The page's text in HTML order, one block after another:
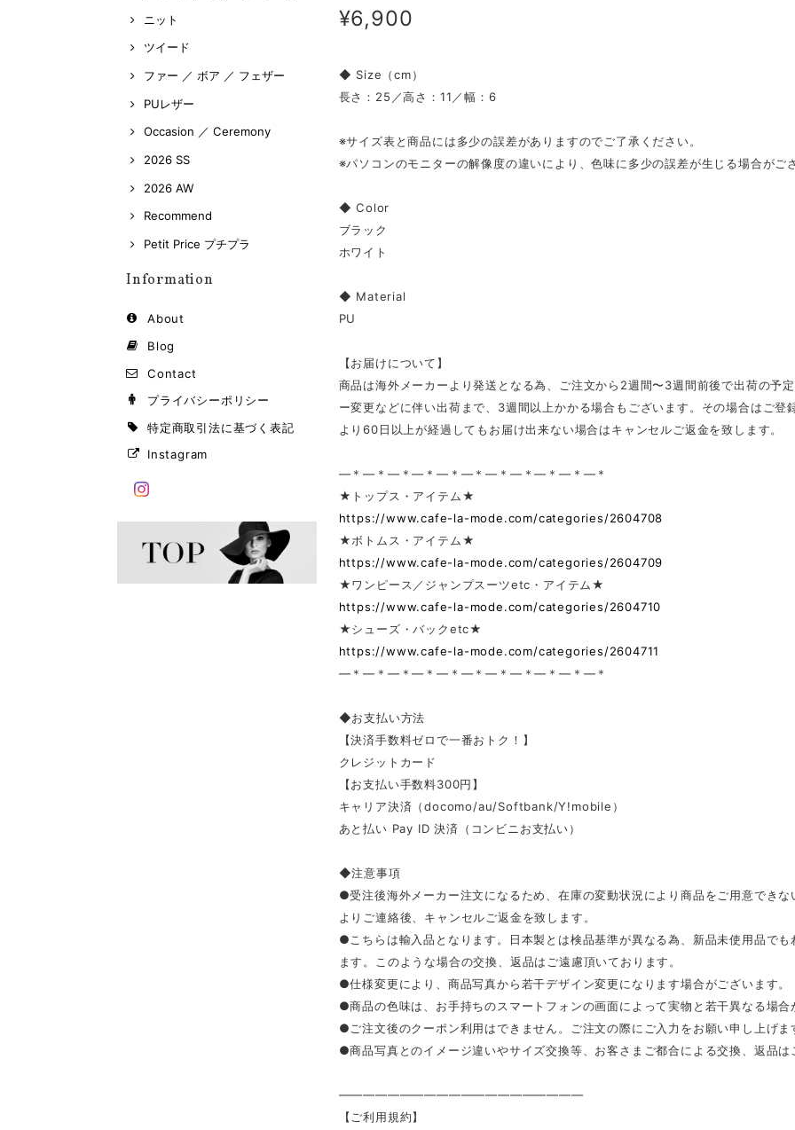
ニット
ツイード
ファー ／ ボア ／ フェザー
PUレザー
Occasion ／ Ceremony
2026 SS
2026 AW
Recommend
Petit Price プチプラ
Information
About
Blog
Contact
プライバシーポリシー
特定商取引法に基づく表記
Instagram
¥6,900
◆ Size（cm）
長さ：25／高さ：11／幅：6
※サイズ表と商品には多少の誤差がありますのでご了承ください。
※パソコンのモニターの解像度の違いにより、色味に多少の誤差が生じる場合がご
◆ Color
ブラック
ホワイト
◆ Material
PU
【お届けについて】
商品は海外メーカーより発送となる為、ご注文から2週間〜3週間前後で出荷の予
ー変更などに伴い出荷まで、3週間以上かかる場合もございます。その場合はご登
より60日以上が経過してもお届け出来ない場合はキャンセルご返金を致します。
—＊—＊—＊—＊—＊—＊—＊—＊—＊—＊—＊
★トップス・アイテム★
https://www.cafe-la-mode.com/categories/2604708
★ボトムス・アイテム★
https://www.cafe-la-mode.com/categories/2604709
★ワンピース／ジャンプスーツetc・アイテム★
https://www.cafe-la-mode.com/categories/2604710
★シューズ・バックetc★
https://www.cafe-la-mode.com/categories/2604711
—＊—＊—＊—＊—＊—＊—＊—＊—＊—＊—＊
◆お支払い方法
【決済手数料ゼロで一番おトク！】
クレジットカード
【お支払い手数料300円】
キャリア決済（docomo/au/Softbank/Y!mobile）
あと払い Pay ID 決済（コンビニお支払い）
◆注意事項
●受注後海外メーカー注文になるため、在庫の変動状況により商品をご用意でき
よりご連絡後、キャンセルご返金を致します。
●こちらは輸入品となります。日本製とは検品基準が異なる為、新品未使用品で
ます。このような場合の交換、返品はご遠慮頂いております。
●仕様変更により、商品写真から若干デザイン変更になります場合がございます。
●商品の色味は、お手持ちのスマートフォンの画面によって実物と若干異なる場合
●ご注文後のクーポン利用はできません。ご注文の際にご入力をお願い申し上げま
●商品写真とのイメージ違いやサイズ交換等、お客さまご都合による交換、返品は
————————————————————
【ご利用規約】